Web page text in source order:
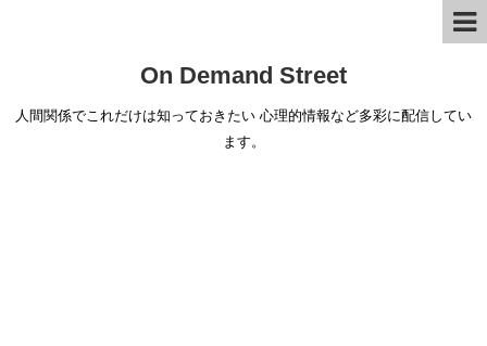
On Demand Street
人間関係でこれだけは知っておきたい 心理的情報など多彩に配信してい
ます。